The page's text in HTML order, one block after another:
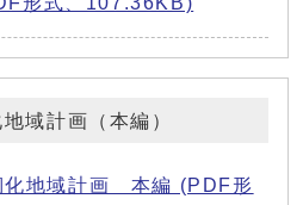
域計画（本編）
化地域計画 本編 (PDF形